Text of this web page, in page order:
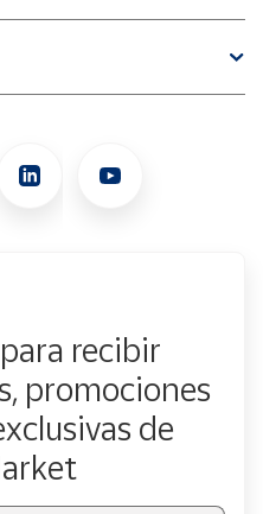
recibir
promociones
de